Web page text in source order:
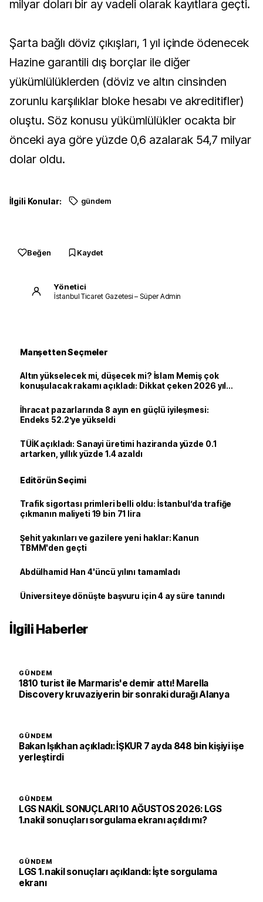
milyar doları bir ay vadeli olarak kayıtlara geçti.
Şarta bağlı döviz çıkışları, 1 yıl içinde ödenecek
Hazine garantili dış borçlar ile diğer
yükümlülüklerden (döviz ve altın cinsinden
zorunlu karşılıklar bloke hesabı ve akreditifler)
oluştu. Söz konusu yükümlülükler ocakta bir
önceki aya göre yüzde 0,6 azalarak 54,7 milyar
dolar oldu.​​​​​​​​​​​​​
İlgili Konular: gündem
Beğen Kaydet
Yönetici
İstanbul Ticaret Gazetesi – Süper Admin
Manşetten Seçmeler
Altın yükselecek mi, düşecek mi? İslam Memiş çok
konuşulacak rakamı açıkladı: Dikkat çeken 2026 yıl
İhracat pazarlarında 8 ayın en güçlü iyileşmesi:
Endeks 52.2’ye yükseldi
TÜİK açıkladı: Sanayi üretimi haziranda yüzde 0.1
artarken, yıllık yüzde 1.4 azaldı
Editörün Seçimi
Trafik sigortası primleri belli oldu: İstanbul’da trafiğe
çıkmanın maliyeti 19 bin 71 lira
Şehit yakınları ve gazilere yeni haklar: Kanun
TBMM'den geçti
Abdülhamid Han 4'üncü yılını tamamladı
Üniversiteye dönüşte başvuru için 4 ay süre tanındı
İlgili Haberler
GÜNDEM
1810 turist ile Marmaris'e demir attı! Marella
Discovery kruvaziyerin bir sonraki durağı Alanya
GÜNDEM
Bakan Işıkhan açıkladı: İŞKUR 7 ayda 848 bin kişiyi işe
yerleştirdi
GÜNDEM
LGS NAKİL SONUÇLARI 10 AĞUSTOS 2026: LGS
1.nakil sonuçları sorgulama ekranı açıldı mı?
GÜNDEM
LGS 1. nakil sonuçları açıklandı: İşte sorgulama
ekranı